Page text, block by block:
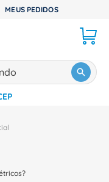
MEUS PEDIDOS